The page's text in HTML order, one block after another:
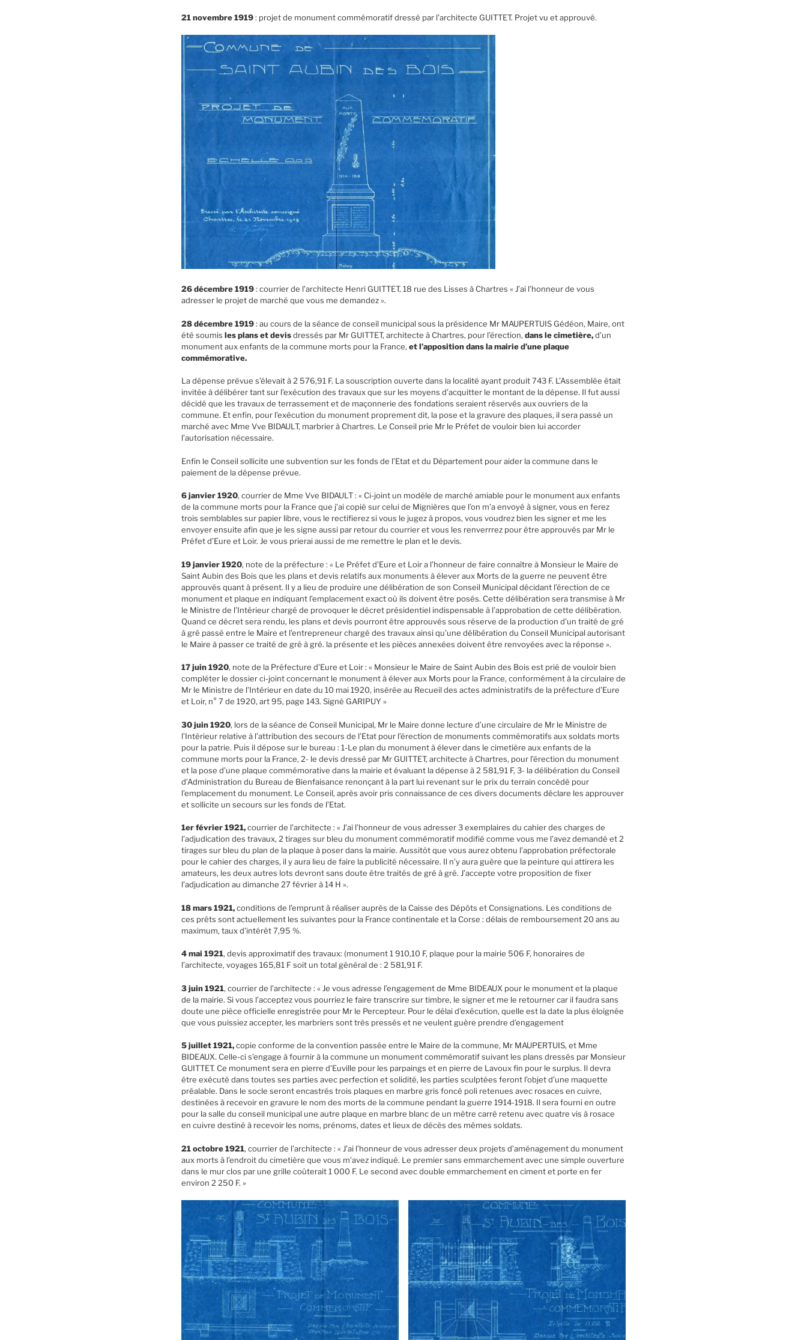
21 novembre 1919: projet de monument commémoratif dressé par l’architecte GUITTET. Projet vu et approuvé.
26 décembre 1919: courrier de l’architecte Henri GUITTET, 18 rue des Lisses à Chartres « J’ai l’honneur de vous
adresser le projet de marché que vous me demandez ».
28 décembre 1919: au cours de la séance de conseil municipal sous la présidence Mr MAUPERTUIS Gédéon, Maire, ont
été soumis les plans et devisdressés par Mr GUITTET, architecte à Chartres, pour l’érection, dans le cimetière,d’un
monument aux enfants de la commune morts pour la France, et l’apposition dans la mairie d’une plaque
commémorative.
La dépense prévue s’élevait à 2 576,91 F. La souscription ouverte dans la localité ayant produit 743 F. L’Assemblée était
invitée à délibérer tant sur l’exécution des travaux que sur les moyens d’acquitter le montant de la dépense. Il fut aussi
décidé que les travaux de terrassement et de maçonnerie des fondations seraient réservés aux ouvriers de la
commune. Et enfin, pour l’exécution du monument proprement dit, la pose et la gravure des plaques, il sera passé un
marché avec Mme Vve BIDAULT, marbrier à Chartres. Le Conseil prie Mr le Préfet de vouloir bien lui accorder
l’autorisation nécessaire.
Enfin le Conseil sollicite une subvention sur les fonds de l’Etat et du Département pour aider la commune dans le
paiement de la dépense prévue.
6 janvier 1920, courrier de Mme Vve BIDAULT : « Ci-joint un modèle de marché amiable pour le monument aux enfants
de la commune morts pour la France que j’ai copié sur celui de Mignières que l’on m’a envoyé à signer, vous en ferez
trois semblables sur papier libre, vous le rectifierez si vous le jugez à propos, vous voudrez bien les signer et me les
envoyer ensuite afin que je les signe aussi par retour du courrier et vous les renverrrez pour être approuvés par Mr le
Préfet d’Eure et Loir. Je vous prierai aussi de me remettre le plan et le devis.
19 janvier 1920, note de la préfecture : « Le Préfet d’Eure et Loir a l’honneur de faire connaître à Monsieur le Maire de
Saint Aubin des Bois que les plans et devis relatifs aux monuments à élever aux Morts de la guerre ne peuvent être
approuvés quant à présent. Il y a lieu de produire une délibération de son Conseil Municipal décidant l’érection de ce
monument et plaque en indiquant l’emplacement exact où ils doivent être posés. Cette délibération sera transmise à Mr
le Ministre de l’Intérieur chargé de provoquer le décret présidentiel indispensable à l’approbation de cette délibération.
Quand ce décret sera rendu, les plans et devis pourront être approuvés sous réserve de la production d’un traité de gré
à gré passé entre le Maire et l’entrepreneur chargé des travaux ainsi qu’une délibération du Conseil Municipal autorisant
le Maire à passer ce traité de gré à gré. la présente et les pièces annexées doivent être renvoyées avec la réponse ».
17 juin 1920, note de la Préfecture d’Eure et Loir : « Monsieur le Maire de Saint Aubin des Bois est prié de vouloir bien
compléter le dossier ci-joint concernant le monument à élever aux Morts pour la France, conformément à la circulaire de
Mr le Ministre de l’Intérieur en date du 10 mai 1920, insérée au Recueil des actes administratifs de la préfecture d’Eure
et Loir, n° 7 de 1920, art 95, page 143. Signé GARIPUY »
30 juin 1920, lors de la séance de Conseil Municipal, Mr le Maire donne lecture d’une circulaire de Mr le Ministre de
l’Intérieur relative à l’attribution des secours de l’Etat pour l’érection de monuments commémoratifs aux soldats morts
pour la patrie. Puis il dépose sur le bureau : 1-Le plan du monument à élever dans le cimetière aux enfants de la
commune morts pour la France, 2- le devis dressé par Mr GUITTET, architecte à Chartres, pour l’érection du monument
et la pose d’une plaque commémorative dans la mairie et évaluant la dépense à 2 581,91 F, 3- la délibération du Conseil
d’Administration du Bureau de Bienfaisance renonçant à la part lui revenant sur le prix du terrain concédé pour
l’emplacement du monument. Le Conseil, après avoir pris connaissance de ces divers documents déclare les approuver
et sollicite un secours sur les fonds de l’Etat.
1er février 1921,courrier de l’architecte : « J’ai l’honneur de vous adresser 3 exemplaires du cahier des charges de
l’adjudication des travaux, 2 tirages sur bleu du monument commémoratif modifié comme vous me l’avez demandé et 2
tirages sur bleu du plan de la plaque à poser dans la mairie. Aussitôt que vous aurez obtenu l’approbation préfectorale
pour le cahier des charges, il y aura lieu de faire la publicité nécessaire. Il n’y aura guère que la peinture qui attirera les
amateurs, les deux autres lots devront sans doute être traités de gré à gré. J’accepte votre proposition de fixer
l’adjudication au dimanche 27 février à 14 H ».
18 mars 1921,conditions de l’emprunt à réaliser auprès de la Caisse des Dépôts et Consignations. Les conditions de
ces prêts sont actuellement les suivantes pour la France continentale et la Corse : délais de remboursement 20 ans au
maximum, taux d’intérêt 7,95 %.
4 mai 1921, devis approximatif des travaux: (monument 1 910,10 F, plaque pour la mairie 506 F, honoraires de
l’architecte, voyages 165,81 F soit un total général de : 2 581,91 F.
3 juin 1921, courrier de l’architecte : « Je vous adresse l’engagement de Mme BIDEAUX pour le monument et la plaque
de la mairie. Si vous l’acceptez vous pourriez le faire transcrire sur timbre, le signer et me le retourner car il faudra sans
doute une pièce officielle enregistrée pour Mr le Percepteur. Pour le délai d’exécution, quelle est la date la plus éloignée
que vous puissiez accepter, les marbriers sont très pressés et ne veulent guère prendre d’engagement
5 juillet 1921,copie conforme de la convention passée entre le Maire de la commune, Mr MAUPERTUIS, et Mme
BIDEAUX. Celle-ci s’engage à fournir à la commune un monument commémoratif suivant les plans dressés par Monsieur
GUITTET. Ce monument sera en pierre d’Euville pour les parpaings et en pierre de Lavoux fin pour le surplus. Il devra
être exécuté dans toutes ses parties avec perfection et solidité, les parties sculptées feront l’objet d’une maquette
préalable. Dans le socle seront encastrés trois plaques en marbre gris foncé poli retenues avec rosaces en cuivre,
destinées à recevoir en gravure le nom des morts de la commune pendant la guerre 1914-1918. Il sera fourni en outre
pour la salle du conseil municipal une autre plaque en marbre blanc de un mètre carré retenu avec quatre vis à rosace
en cuivre destiné à recevoir les noms, prénoms, dates et lieux de décès des mêmes soldats.
21 octobre 1921, courrier de l’architecte : « J’ai l’honneur de vous adresser deux projets d’aménagement du monument
aux morts à l’endroit du cimetière que vous m’avez indiqué. Le premier sans emmarchement avec une simple ouverture
dans le mur clos par une grille coûterait 1 000 F. Le second avec double emmarchement en ciment et porte en fer
environ 2 250 F. »